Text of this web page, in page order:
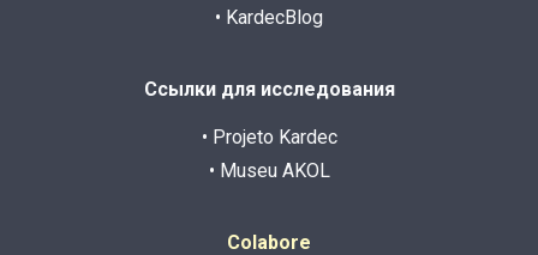
• KardecBlog
Ссылки для исследования
• Projeto Kardec
• Museu AKOL
Colabore